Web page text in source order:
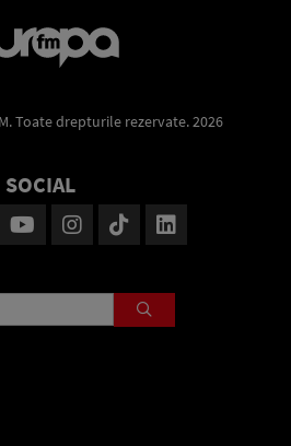
Toate drepturile rezervate. 2026
SOCIAL